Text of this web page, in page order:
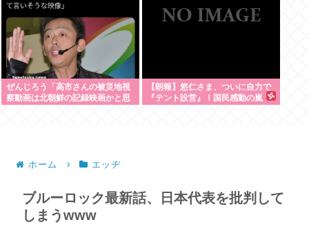
ぜんじろう「高市さんの被災地視
察動画は北朝鮮の記録映画かと思
【朗報】悠仁さま、ついに自力で
『テント設営』！国民感動の嵐
ホーム エッヂ
ブルーロック最新話、日本代表を批判して
しまうwww